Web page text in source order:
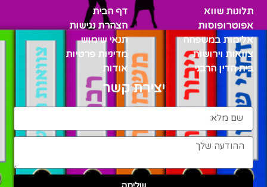
תלונות שווא
אפוטרופוסות
אלימות במשפחה
צוואות וירושות
בית הדין הרבני
דף הבית
הצהרת נגישות
תנאי שימוש
מדיניות פרטיות
אודות
יצירת קשר